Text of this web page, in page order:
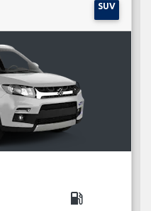
SUV
local_gas_station